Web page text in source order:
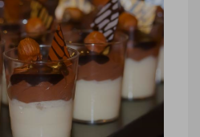
Plage, vindaye
vindaye fruits de